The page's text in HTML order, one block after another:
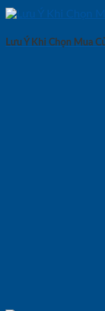
Lưu Ý Khi Chọn Mua